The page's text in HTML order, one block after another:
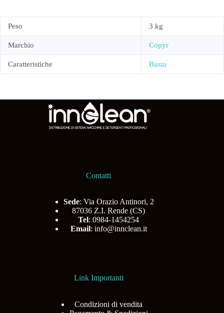
Peso 3 kg
Marchio Copyr
Caratteristiche Busta
Contatti
Sede: Via Orazio Antinori, 2
87036 Z.I. Rende (CS)
Tel: 0984-1454254
Email: info@innclean.it
Link Importanti
Condizioni di vendita